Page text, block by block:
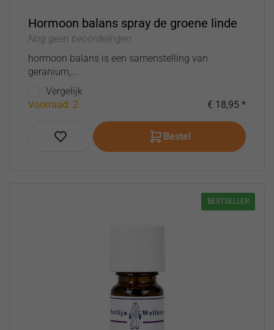
Hormoon balans spray de groene linde
Nog geen beoordelingen
hormoon balans is een samenstelling van
geranium,...
Vergelijk
Voorraad: 2
€ 18,95 *
Bestel
BESTSELLER